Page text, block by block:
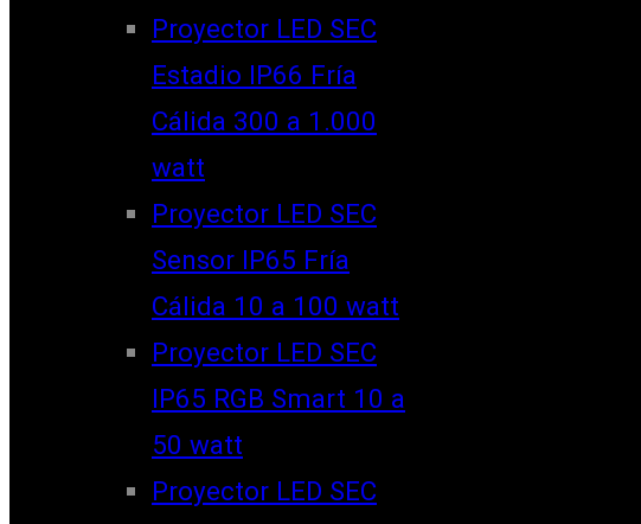
Proyector LED SEC
Estadio IP66 Fría
Cálida 300 a 1.000
watt
Proyector LED SEC
Sensor IP65 Fría
Cálida 10 a 100 watt
Proyector LED SEC
IP65 RGB Smart 10 a
50 watt
Proyector LED SEC